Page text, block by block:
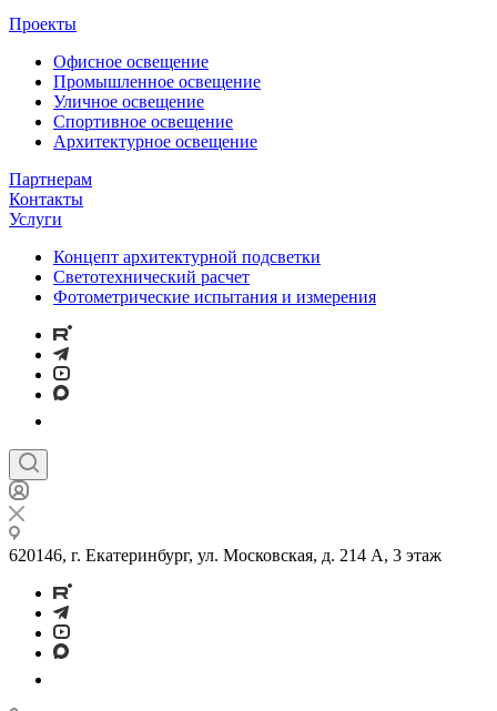
Проекты
Офисное освещение
Промышленное освещение
Уличное освещение
Спортивное освещение
Архитектурное освещение
Партнерам
Контакты
Услуги
Концепт архитектурной подсветки
Светотехнический расчет
Фотометрические испытания и измерения
620146, г. Екатеринбург, ул. Московская, д. 214 А, 3 этаж